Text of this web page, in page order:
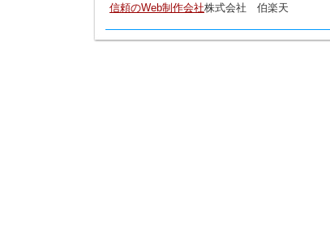
信頼のWeb制作会社株式会社 伯楽天